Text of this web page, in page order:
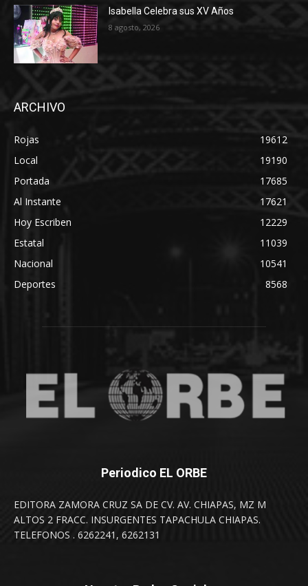
Isabella Celebra sus XV Años
8 agosto, 2026
ARCHIVO
Rojas
19612
Local
19190
Portada
17685
Al Instante
17621
Hoy Escriben
12229
Estatal
11039
Nacional
10541
Deportes
8568
Periodico EL ORBE
EDITORA ZAMORA CRUZ SA DE CV. AV. CHIAPAS, MZ M
ALTOS 2 FRACC. INSURGENTES TAPACHULA CHIAPAS.
TELEFONOS . 6262241, 6262131